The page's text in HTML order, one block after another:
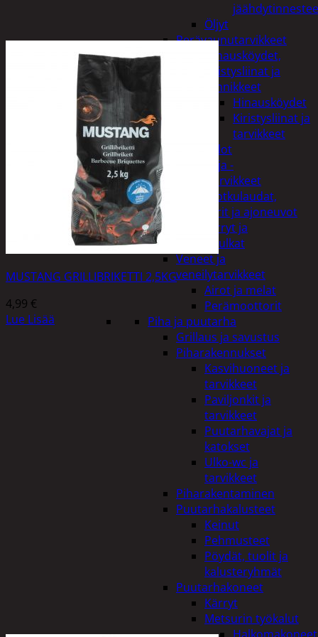
Öljyt
Perävaunutarvikkeet
Hinausköydet,
kiristysliinat ja
kiinnikkeet
Hinausköydet
Kiristysliinat ja
tarvikkeet
Valot
Rengas ja -
vannetarvikkeet
Sähköpotkulaudat,
skootterit ja ajoneuvot
Tukkikärryt ja
juontopulkat
Veneet ja
veneilytarvikkeet
Airot ja melat
Perämoottorit
Piha ja puutarha
Grillaus ja savustus
Piharakennukset
Kasvihuoneet ja
tarvikkeet
Paviljonkit ja
tarvikkeet
Puutarhavajat ja
katokset
Ulko-wc ja
tarvikkeet
Piharakentaminen
Puutarhakalusteet
Keinut
Pehmusteet
Pöydät, tuolit ja
kalusteryhmät
Puutarhakoneet
Kärryt
Metsurin työkalut
MUSTANG GRILLIBRIKETTI 2,5KG
4,99 €
Lue Lisää